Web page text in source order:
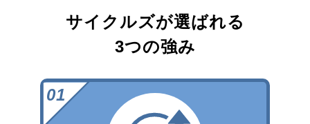
サイクルズが選ばれる
3つの強み